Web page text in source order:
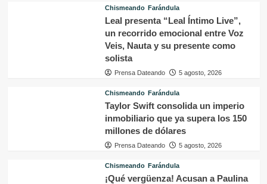
Chismeando Farándula
Leal presenta “Leal Íntimo Live”,
un recorrido emocional entre Voz
Veis, Nauta y su presente como
solista
Prensa Dateando 5 agosto, 2026
Chismeando Farándula
Taylor Swift consolida un imperio
inmobiliario que ya supera los 150
millones de dólares
Prensa Dateando 5 agosto, 2026
Chismeando Farándula
¡Qué vergüenza! Acusan a Paulina